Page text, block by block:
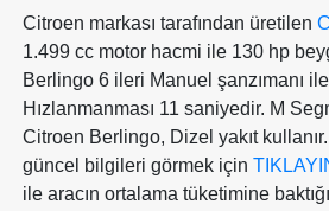
Citroen markası tarafından üretilen
1.499 cc motor hacmi ile 130 hp
Berlingo 6 ileri Manuel şanzımanı
Hızlanmanması 11 saniyedir. M
Citroen Berlingo, Dizel yakıt
güncel bilgileri görmek için
ile aracın ortalama tüketimine